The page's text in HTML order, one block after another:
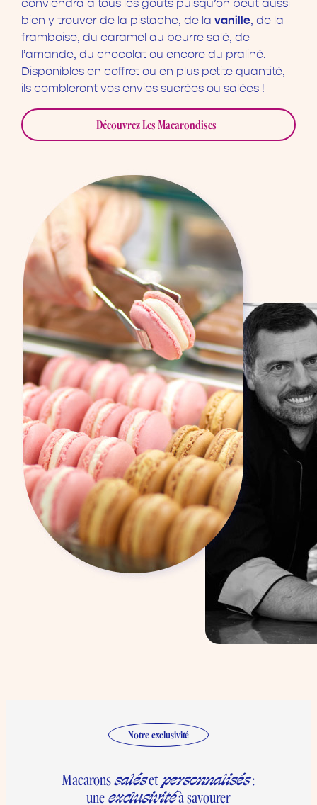
conviendra à tous les goûts puisqu’on peut aussi
bien y trouver de la pistache, de la vanille, de la
framboise, du caramel au beurre salé, de
l’amande, du chocolat ou encore du praliné.
Disponibles en coffret ou en plus petite quantité,
ils combleront vos envies sucrées ou salées !
Découvrez Les Macarondises
Notre exclusivité
Macaronssaléset personnalisés:
uneexclusivitéà savourer